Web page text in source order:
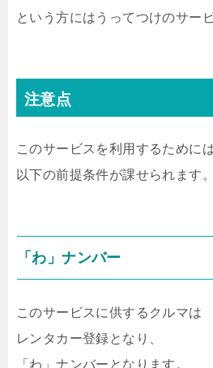
という方にはうってつけのサー
注意点
このサービスを利用するために
以下の前提条件が課せられます。
「わ」ナンバー
このサービスに供するクルマは
レンタカー登録となり、
「わ」ナンバーとなります。